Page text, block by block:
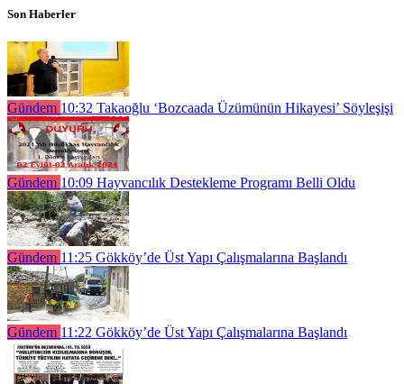
Son Haberler
Gündem 10:32 Takaoğlu ‘Bozcaada Üzümünün Hikayesi’ Söyleşişi
Gündem 10:09 Hayvancılık Destekleme Programı Belli Oldu
Gündem 11:25 Gökköy’de Üst Yapı Çalışmalarına Başlandı
Gündem 11:22 Gökköy’de Üst Yapı Çalışmalarına Başlandı